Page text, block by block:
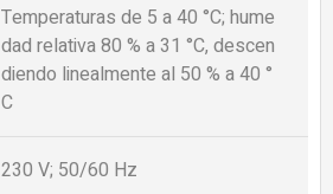
Temperaturas de 5 a 40 °C; hume
dad relativa 80 % a 31 °C, descen
diendo linealmente al 50 % a 40 °
C
230 V; 50/60 Hz